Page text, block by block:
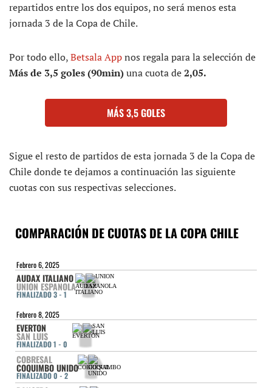
repartidos entre los dos equipos, no será menos esta
jornada 3 de la Copa de Chile.
Por todo ello,Betsala Appnos regala para la selección de
Más de 3,5 goles (90min)una cuota de2,05.
MÁS 3,5 GOLES
Sigue el resto de partidos de esta jornada 3 de la Copa de
Chile donde te dejamos a continuación las siguiente
cuotas con sus respectivas selecciones.